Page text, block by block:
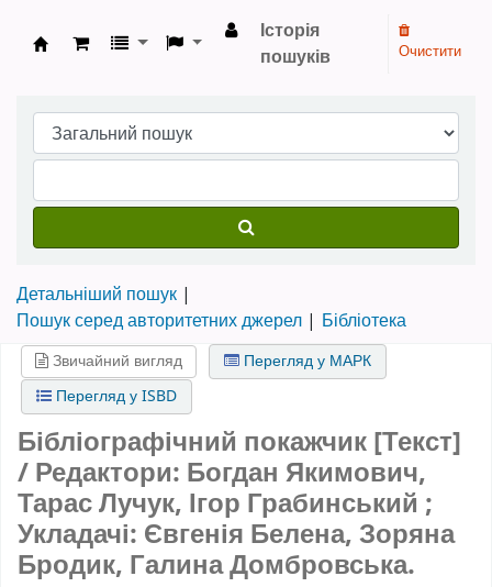
Бібліотека НТШ › Електронний каталог
Історія
пошуків
Очистити
Детальніший пошук
Пошук серед авторитетних джерел
Бібліотека
Звичайний вигляд
Перегляд у МАРК
Перегляд у ISBD
Бібліографічний покажчик [Текст]
/ Редактори: Богдан Якимович,
Тарас Лучук, Ігор Грабинський ;
Укладачі: Євгенія Белена, Зоряна
Бродик, Галина Домбровська.